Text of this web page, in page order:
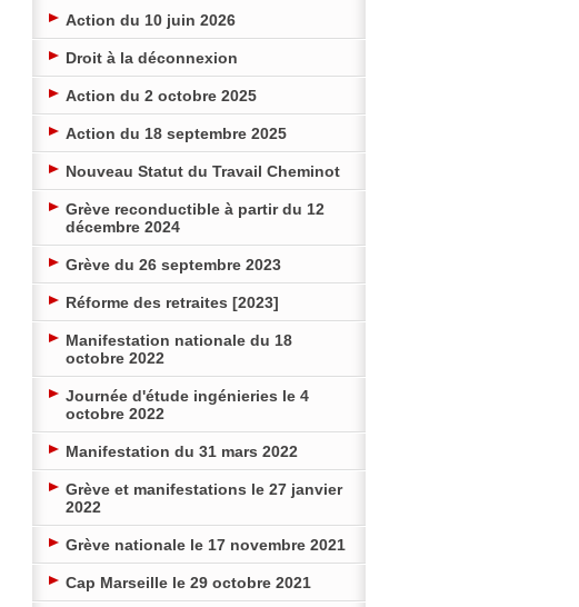
Action du 10 juin 2026
Droit à la déconnexion
Action du 2 octobre 2025
Action du 18 septembre 2025
Nouveau Statut du Travail Cheminot
Grève reconductible à partir du 12
décembre 2024
Grève du 26 septembre 2023
Réforme des retraites [2023]
Manifestation nationale du 18
octobre 2022
Journée d'étude ingénieries le 4
octobre 2022
Manifestation du 31 mars 2022
Grève et manifestations le 27 janvier
2022
Grève nationale le 17 novembre 2021
Cap Marseille le 29 octobre 2021